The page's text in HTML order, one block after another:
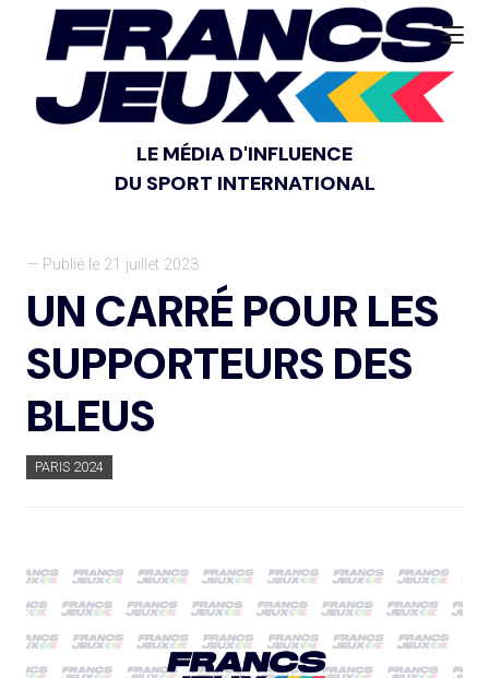
LE MÉDIA D'INFLUENCE
DU SPORT INTERNATIONAL
— Publié le 21 juillet 2023
UN CARRÉ POUR LES
SUPPORTEURS DES
BLEUS
PARIS 2024